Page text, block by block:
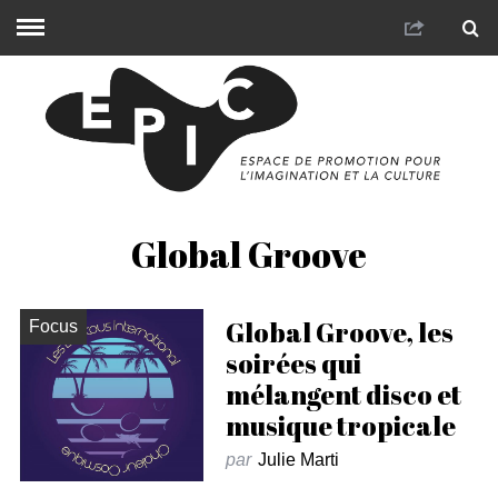
Global Groove
Focus
Global Groove, les
soirées qui
mélangent disco et
musique tropicale
par Julie Marti